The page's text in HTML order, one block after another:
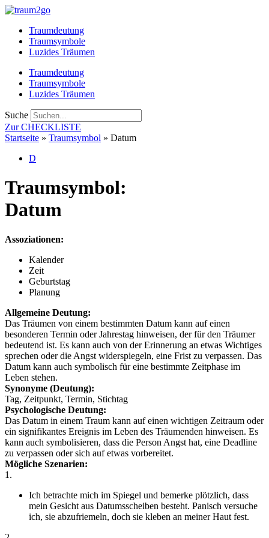
Zum
springenTraumdeutung
Traumsymbole
Luzides Träumen
Traumdeutung
Traumsymbole
Luzides Träumen
Suche
Zur CHECKLISTE
Startseite » Traumsymbol » Datum
D
Traumsymbol:
Datum
Assoziationen:
Kalender
Zeit
Geburtstag
Planung
Allgemeine Deutung:
Das Träumen von einem bestimmten Datum kann auf einen
besonderen Termin oder Jahrestag hinweisen, der für den Träumer
bedeutend ist. Es kann auch von der Erinnerung an etwas Wichtiges
sprechen oder die Angst widerspiegeln, eine Frist zu verpassen. Das
Datum kann auch symbolisch für eine bestimmte Zeitphase im
Leben stehen.
Synonyme (Deutung):
Tag, Zeitpunkt, Termin, Stichtag
Psychologische Deutung:
Das Datum in einem Traum kann auf einen wichtigen Zeitraum oder
ein signifikantes Ereignis im Leben des Träumenden hinweisen. Es
kann auch symbolisieren, dass die Person Angst hat, eine Deadline
zu verpassen oder sich auf etwas vorbereitet.
Mögliche Szenarien:
1.
Ich betrachte mich im Spiegel und bemerke plötzlich, dass
mein Gesicht aus Datumsscheiben besteht. Panisch versuche
ich, sie abzufriemeln, doch sie kleben an meiner Haut fest.